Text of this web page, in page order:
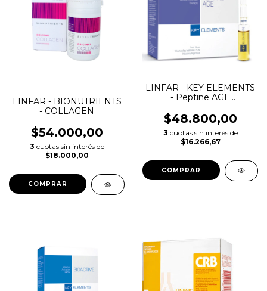
LINFAR - BIONUTRIENTS
- COLLAGEN
$54.000,00
3 cuotas sin interés de
$18.000,00
COMPRAR
LINFAR - KEY ELEMENTS
- Peptine AGE
$48.800,00
3 cuotas sin interés de
$16.266,67